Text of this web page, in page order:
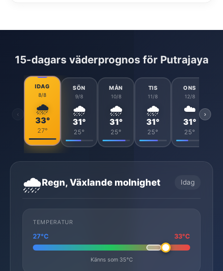
15-dagars väderprognos för Putrajaya
‹
IDAG
8/8
🌧️
33°
27°
SÖN
9/8
🌧️
31°
25°
MÅN
10/8
🌧️
31°
25°
TIS
11/8
🌧️
31°
25°
ONS
12/8
☁️
31°
25°
›
🌧️Regn, Växlande molnighet Idag
TEMPERATUR
27°C 33°C
Känns som 35°C